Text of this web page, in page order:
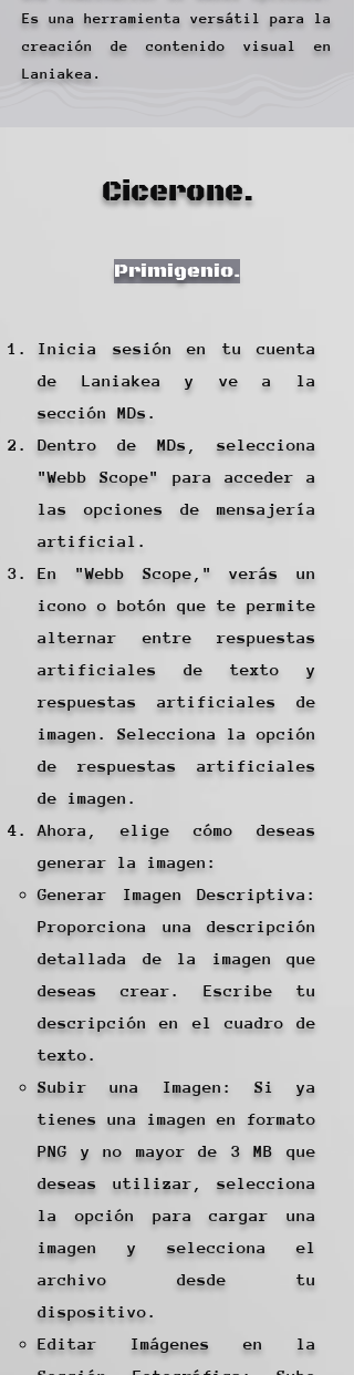
Es una herramienta versátil para la
creación de contenido visual en
Laniakea.
Cicerone.
Primigenio.
Inicia sesión en tu cuenta
de Laniakea y ve a la
sección MDs.
Dentro de MDs, selecciona
"Webb Scope" para acceder a
las opciones de mensajería
artificial.
En "Webb Scope," verás un
icono o botón que te permite
alternar entre respuestas
artificiales de texto y
respuestas artificiales de
imagen. Selecciona la opción
de respuestas artificiales
de imagen.
Ahora, elige cómo deseas
generar la imagen:
Generar Imagen Descriptiva:
Proporciona una descripción
detallada de la imagen que
deseas crear. Escribe tu
descripción en el cuadro de
texto.
Subir una Imagen: Si ya
tienes una imagen en formato
PNG y no mayor de 3 MB que
deseas utilizar, selecciona
la opción para cargar una
imagen y selecciona el
archivo desde tu
dispositivo.
Editar Imágenes en la